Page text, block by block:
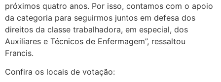
próximos quatro anos. Por isso, contamos com o apoio
da categoria para seguirmos juntos em defesa dos
direitos da classe trabalhadora, em especial, dos
Auxiliares e Técnicos de Enfermagem”, ressaltou
Francis.
Confira os locais de votação: